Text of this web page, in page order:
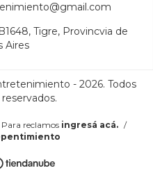
Tigre, Provincvia de
Aires
- 2026. Todos
Para reclamos ingresá acá. /